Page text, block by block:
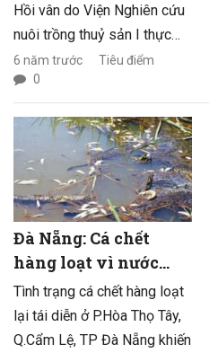
Hồi vân do Viện Nghiên cứu
nuôi trồng thuỷ sản I thực
hiện thành công. Tỷ lệ ấp nở
đạt trên 96% đối với cá bột
và trên 90% đối với cá
hương. Địa điểm nuôi cá Hồi
lần đầu tiên tại Sa Pa, nằm
dưới chân dãy Hoàng Liên
Sơn có độ cao so với mực
nước biển hơn 1.700 m. Khu
vực này có khí hậu ôn đới,
nhiệt độ nước thường 5 độ C
– 10 độ C vào mùa đông.
6 năm trước
Tiêu điểm
0
Đà Nẵng: Cá chết
hàng loạt vì nước
thải công nghiệp
Tình trạng cá chết hàng loạt
lại tái diễn ở P.Hòa Thọ Tây,
Q.Cẩm Lệ, TP Đà Nẵng khiến